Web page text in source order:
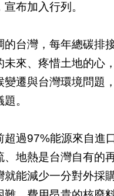
布加入行列。
的台灣，每年總碳排
未來、疼惜土地的心
變遷與台灣環境問題
。
超過97%能源來自進
、地熱是台灣自有的
就能減少一分對外採